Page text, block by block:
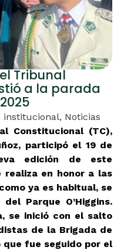
Tribunal
a la parada
institucional, Noticias
Constitucional (TC),
participó el 19 de
edición de este
en honor a las
ya es habitual, se
Parque O’Higgins.
se inició con el salto
de la Brigada de
que fue seguido por el